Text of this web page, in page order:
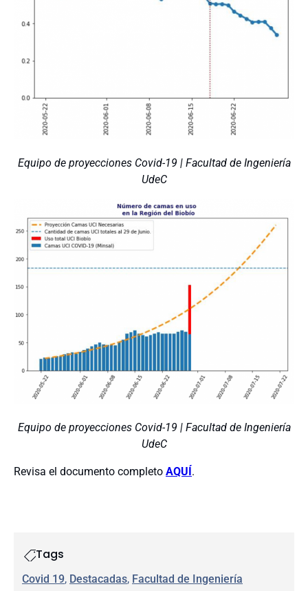
Equipo de proyecciones Covid-19 | Facultad de Ingeniería
UdeC
Equipo de proyecciones Covid-19 | Facultad de Ingeniería
UdeC
Revisa el documento completo AQUÍ.
Tags
Covid 19, Destacadas, Facultad de Ingeniería